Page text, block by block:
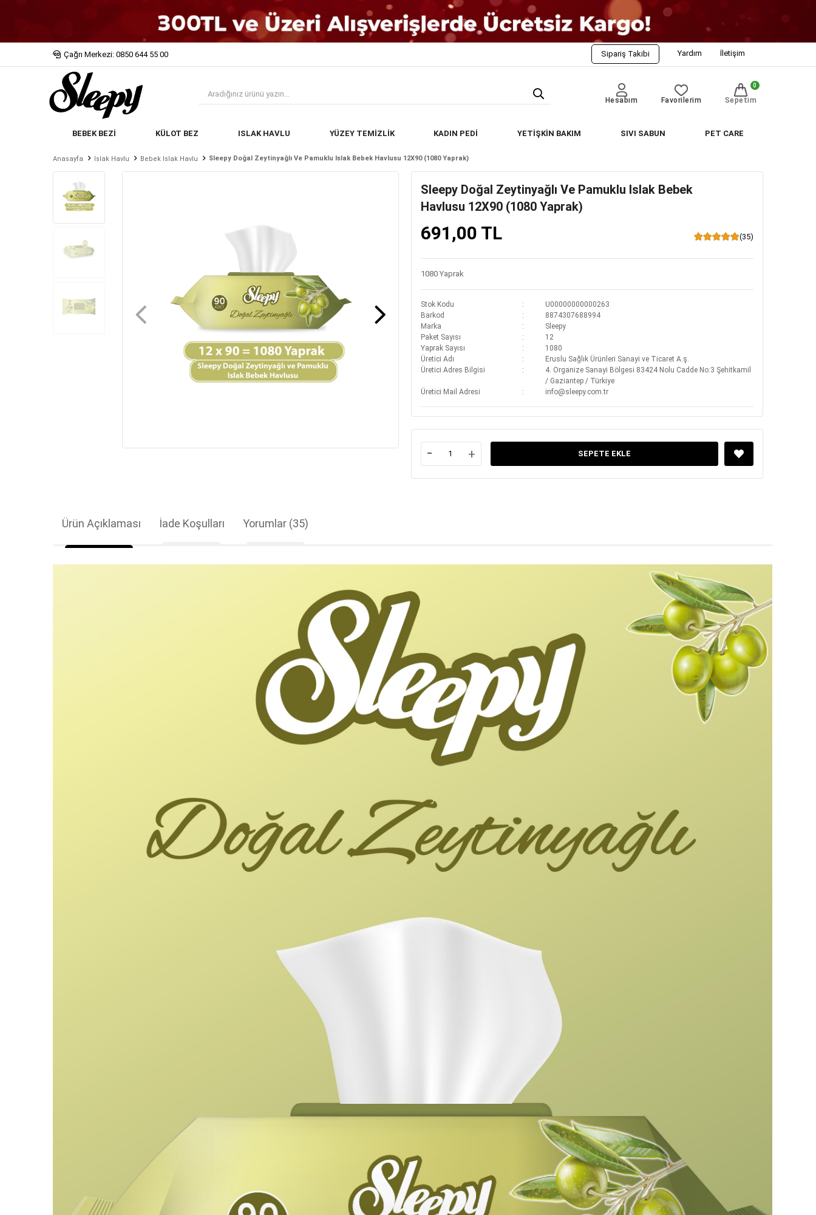
Çağrı Merkezi: 0850 644 55 00 Sipariş Takibi Yardım İletişim
Hesabım Favorilerim Sepetim
0
BEBEK BEZİ KÜLOT BEZ ISLAK HAVLU YÜZEY TEMİZLİK KADIN PEDİ YETİŞKİN BAKIM SIVI SABUN PET CARE
Anasayfa Islak Havlu Bebek Islak Havlu Sleepy Doğal Zeytinyağlı Ve Pamuklu Islak Bebek Havlusu 12X90 (1080 Yaprak)
Sleepy Doğal Zeytinyağlı Ve Pamuklu Islak Bebek
Havlusu 12X90 (1080 Yaprak)
691,00 TL (35)
1080 Yaprak
Stok Kodu
U00000000000263
Barkod
8874307688994
Marka
Sleepy
Paket Sayısı
12
Yaprak Sayısı
1080
Üretici Adı
Eruslu Sağlık Ürünleri Sanayi ve Ticaret A.ş.
Üretici Adres Bilgisi
4. Organize Sanayi Bölgesi 83424 Nolu Cadde No:3 Şehitkamil
/ Gaziantep / Türkiye
Üretici Mail Adresi
info@sleepy.com.tr
- + SEPETE EKLE
Yorumlar (35)
Ürün Açıklaması İade Koşulları